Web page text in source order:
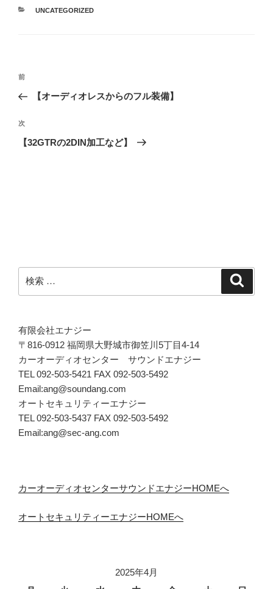
カ
UNCATEGORIZED
投
ビ
ゲ
過
去
投
稿
前
【オーディオレスからのフル装備】
次
の
次
【32GTRの2DIN加工など】
検
索:
有限会社エナジー
〒816-0912 福岡県大野城市御笠川5丁目4-14
カーオーディオセンター サウンドエナジー
TEL 092-503-5421 FAX 092-503-5492
Email:ang@soundang.com
オートセキュリティーエナジー
TEL 092-503-5437 FAX 092-503-5492
Email:ang@sec-ang.com
カーオーディオセンターサウンドエナジーHOMEへ
オートセキュリティーエナジーHOMEへ
2025年4月